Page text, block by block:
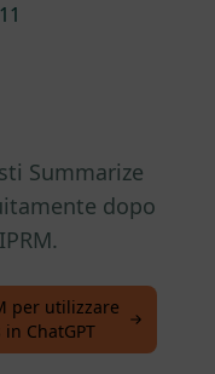
Summarize
dopo
per utilizzare
ChatGPT